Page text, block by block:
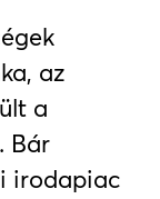
az
a
Bár
irodapiac